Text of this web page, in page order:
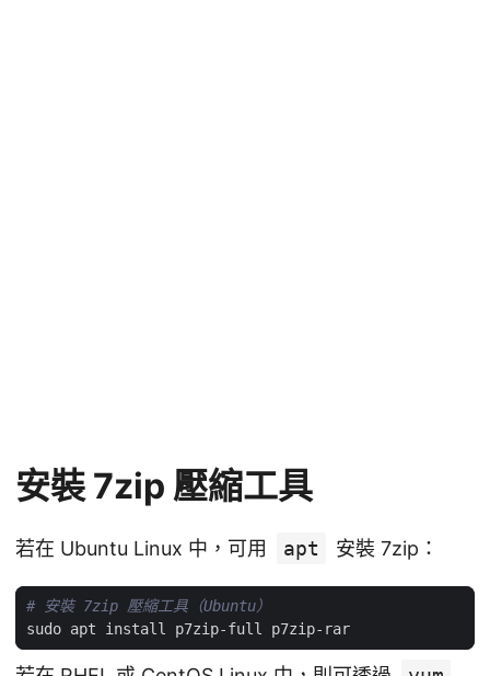
安裝 7zip 壓縮工具
若在 Ubuntu Linux 中，可用 apt 安裝 7zip：
# 安裝 7zip 壓縮工具（Ubuntu）